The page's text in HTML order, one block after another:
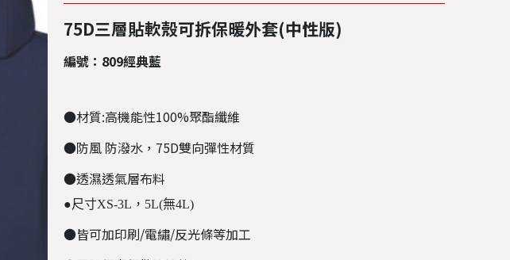
75D三層貼軟殼可拆保暖外套(中性版)
編號：809經典藍
●材質:高機能性100%聚酯纖維
●防風 防潑水， 75D雙向彈性材質
●透濕透氣層布料
●尺寸XS-3L，5L(無4L)
●皆可加印刷/電繡/反光條等加工